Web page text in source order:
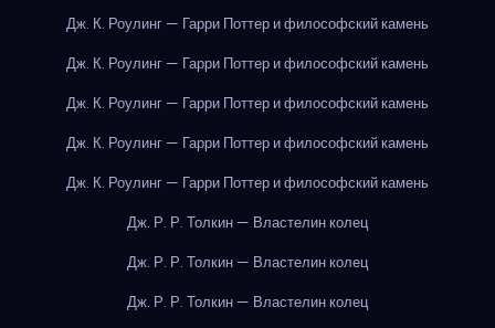
Дж. К. Роулинг — Гарри Поттер и философский камень
Дж. К. Роулинг — Гарри Поттер и философский камень
Дж. К. Роулинг — Гарри Поттер и философский камень
Дж. К. Роулинг — Гарри Поттер и философский камень
Дж. К. Роулинг — Гарри Поттер и философский камень
Дж. Р. Р. Толкин — Властелин колец
Дж. Р. Р. Толкин — Властелин колец
Дж. Р. Р. Толкин — Властелин колец